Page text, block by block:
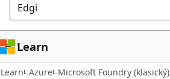
Edgi
Learn
Learn Azure Microsoft Foundry (klasický)